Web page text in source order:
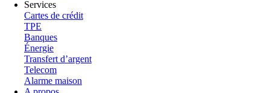
Services
Cartes de crédit
TPE
Banques
Énergie
Transfert d’argent
Telecom
Alarme maison